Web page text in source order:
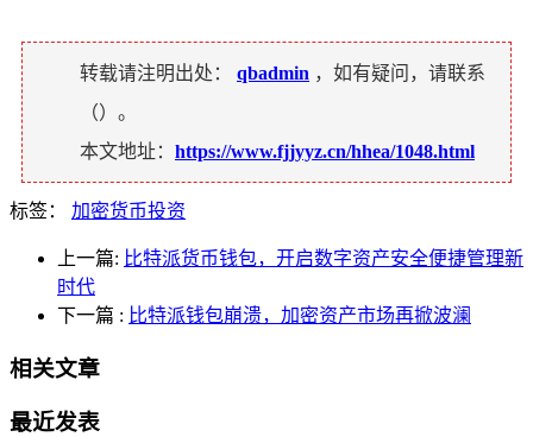
转载请注明出处： qbadmin ，如有疑问，请联系
（）。
本文地址： https://www.fjjyyz.cn/hhea/1048.html
标签： 加密货币投资
上一篇: 比特派货币钱包，开启数字资产安全便捷管理新
时代
下一篇 : 比特派钱包崩溃，加密资产市场再掀波澜
相关文章
最近发表